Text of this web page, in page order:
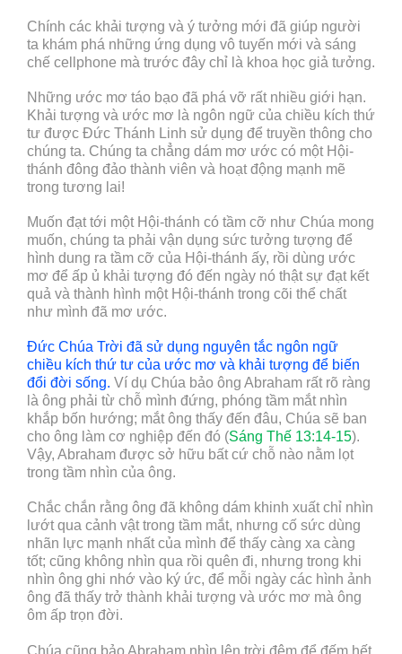
Chính các khải tượng và ý tưởng mới đã giúp người
ta khám phá những ứng dụng vô tuyến mới và sáng
chế cellphone mà trước đây chỉ là khoa học giả tưởng.
Những ước mơ táo bạo đã phá vỡ rất nhiều giới hạn.
Khải tượng và ước mơ là ngôn ngữ của chiều kích thứ
tư được Đức Thánh Linh sử dụng để truyền thông cho
chúng ta. Chúng ta chẳng dám mơ ước có một Hội-
thánh đông đảo thành viên và hoạt động mạnh mẽ
trong tương lai!
Muốn đạt tới một Hội-thánh có tầm cỡ như Chúa mong
muốn, chúng ta phải vận dụng sức tưởng tượng để
hình dung ra tầm cỡ của Hội-thánh ấy, rồi dùng ước
mơ để ấp ủ khải tượng đó đến ngày nó thật sự đạt kết
quả và thành hình một Hội-thánh trong cõi thể chất
như mình đã mơ ước.
Đức Chúa Trời đã sử dụng nguyên tắc ngôn ngữ
chiều kích thứ tư của ước mơ và khải tượng để biến
đổi đời sống. Ví dụ Chúa bảo ông Abraham rất rõ ràng
là ông phải từ chỗ mình đứng, phóng tầm mắt nhìn
khắp bốn hướng; mắt ông thấy đến đâu, Chúa sẽ ban
cho ông làm cơ nghiệp đến đó (Sáng Thế 13:14-15).
Vậy, Abraham được sở hữu bất cứ chỗ nào nằm lọt
trong tầm nhìn của ông.
Chắc chắn rằng ông đã không dám khinh xuất chỉ nhìn
lướt qua cảnh vật trong tầm mắt, nhưng cố sức dùng
nhãn lực mạnh nhất của mình để thấy càng xa càng
tốt; cũng không nhìn qua rồi quên đi, nhưng trong khi
nhìn ông ghi nhớ vào ký ức, để mỗi ngày các hình ảnh
ông đã thấy trở thành khải tượng và ước mơ mà ông
ôm ấp trọn đời.
Chúa cũng bảo Abraham nhìn lên trời đêm để đếm hết